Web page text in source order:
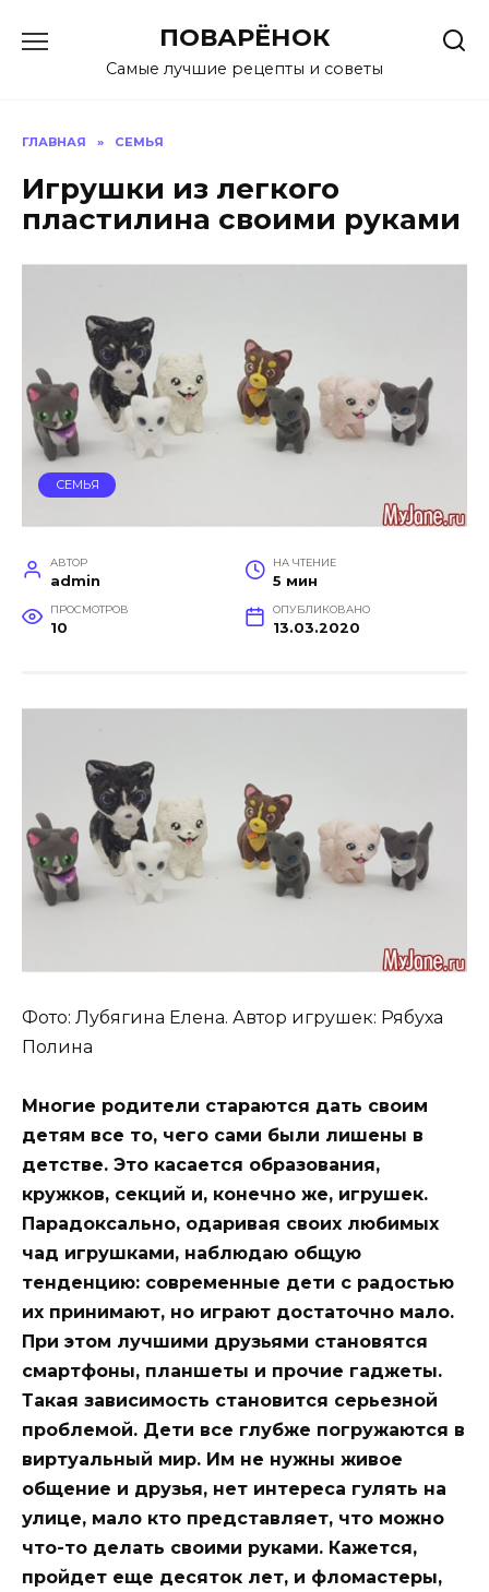
содержанию
ПОВАРЁНОК
Самые лучшие рецепты и советы
ГЛАВНАЯ » СЕМЬЯ
Игрушки из легкого
пластилина своими руками
СЕМЬЯ
АВТОР
admin
НА ЧТЕНИЕ
5 мин
ПРОСМОТРОВ
10
ОПУБЛИКОВАНО
13.03.2020
Фото: Лубягина Елена. Автор игрушек: Рябуха
Полина
Многие родители стараются дать своим
детям все то, чего сами были лишены в
детстве. Это касается образования,
кружков, секций и, конечно же, игрушек.
Парадоксально, одаривая своих любимых
чад игрушками, наблюдаю общую
тенденцию: современные дети с радостью
их принимают, но играют достаточно мало.
При этом лучшими друзьями становятся
смартфоны, планшеты и прочие гаджеты.
Такая зависимость становится серьезной
проблемой. Дети все глубже погружаются в
виртуальный мир. Им не нужны живое
общение и друзья, нет интереса гулять на
улице, мало кто представляет, что можно
что-то делать своими руками. Кажется,
пройдет еще десяток лет, и фломастеры,